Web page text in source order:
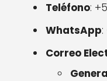
Teléfono:
WhatsApp
Correo